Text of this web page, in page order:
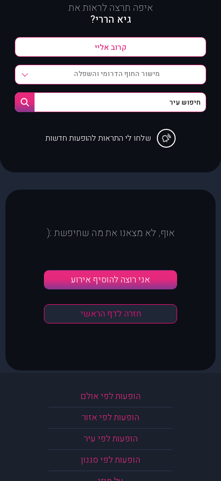
איפה תרצה לראות את
גיא הררי?
מישור החוף הדרומי והשפלה
שלחו לי התראות להופעות חדשות
אוף, לא מצאנו את מה שחיפשת :(
אני רוצה להוסיף אירוע
חזרה לדף הראשי
הופעות לפי אולם
הופעות לפי אזור
הופעות לפי עיר
הופעות לפי סגנון